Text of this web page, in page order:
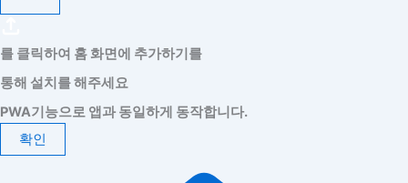
를 클릭하여 홈 화면에 추가하기를
통해 설치를 해주세요
PWA기능으로 앱과 동일하게 동작합니다.
확인